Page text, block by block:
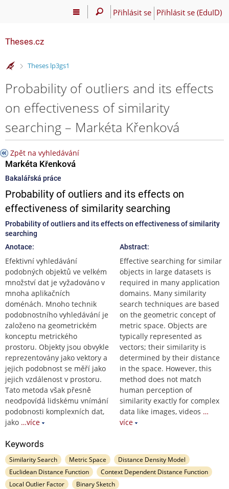
Přihlásit se Přihlásit se (EduID)
Theses.cz
>
Theses lp3gs1
Probability of outliers and its effects
on effectiveness of similarity
searching – Markéta Křenková
Zpět na vyhledávání
Markéta Křenková
Bakalářská práce
Probability of outliers and its effects on
effectiveness of similarity searching
Probability of outliers and its effects on effectiveness of similarity
searching
Anotace:
Efektivní vyhledávání
podobných objektů ve velkém
množství dat je vyžadováno v
mnoha aplikačních
doménách. Mnoho technik
podobnostního vyhledávání je
založeno na geometrickém
konceptu metrického
prostoru. Objekty jsou obvykle
reprezentovány jako vektory a
jejich podobnost se měří jako
jejich vzdálenost v prostoru.
Tato metoda však přesně
neodpovídá lidskému vnímání
podobnosti komplexních dat,
jako …více
Abstract:
Effective searching for similar
objects in large datasets is
required in many application
domains. Many similarity
search techniques are based
on the geometric concept of
metric space. Objects are
typically represented as
vectors; their similarity is
determined by their distance
in the space. However, this
method does not match
human perception of
similarity exactly for complex
data like images, videos …
více
Keywords
Similarity Search Metric Space
Distance Density Model
Euclidean Distance Function
Context Dependent Distance Function
Local Outlier Factor
Binary Sketch